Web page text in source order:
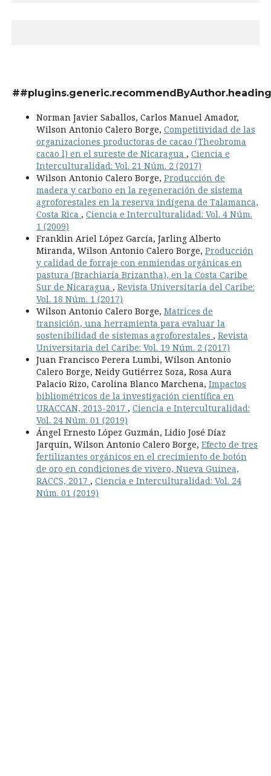
Norman Javier Saballos, Carlos Manuel Amador,
Wilson Antonio Calero Borge, Competitividad de las
organizaciones productoras de cacao (Theobroma
cacao l) en el sureste de Nicaragua , Ciencia e
Interculturalidad: Vol. 21 Núm. 2 (2017)
Wilson Antonio Calero Borge, Producción de
madera y carbono en la regeneración de sistema
agroforestales en la reserva indígena de Talamanca,
Costa Rica , Ciencia e Interculturalidad: Vol. 4 Núm.
1 (2009)
Franklin Ariel López García, Jarling Alberto
Miranda, Wilson Antonio Calero Borge, Producción
y calidad de forraje con enmiendas orgánicas en
pastura (Brachiaria Brizantha), en la Costa Caribe
Sur de Nicaragua , Revista Universitaria del Caribe:
Vol. 18 Núm. 1 (2017)
Wilson Antonio Calero Borge, Matrices de
transición, una herramienta para evaluar la
sostenibilidad de sistemas agroforestales , Revista
Universitaria del Caribe: Vol. 19 Núm. 2 (2017)
Juan Francisco Perera Lumbi, Wilson Antonio
Calero Borge, Neidy Gutiérrez Soza, Rosa Aura
Palacio Rizo, Carolina Blanco Marchena, Impactos
bibliométricos de la investigación científica en
URACCAN, 2013-2017 , Ciencia e Interculturalidad:
Vol. 24 Núm. 01 (2019)
Ángel Ernesto López Guzmán, Lidio José Díaz
Jarquín, Wilson Antonio Calero Borge, Efecto de tres
fertilizantes orgánicos en el crecimiento de botón
de oro en condiciones de vivero, Nueva Guinea,
RACCS, 2017 , Ciencia e Interculturalidad: Vol. 24
Núm. 01 (2019)